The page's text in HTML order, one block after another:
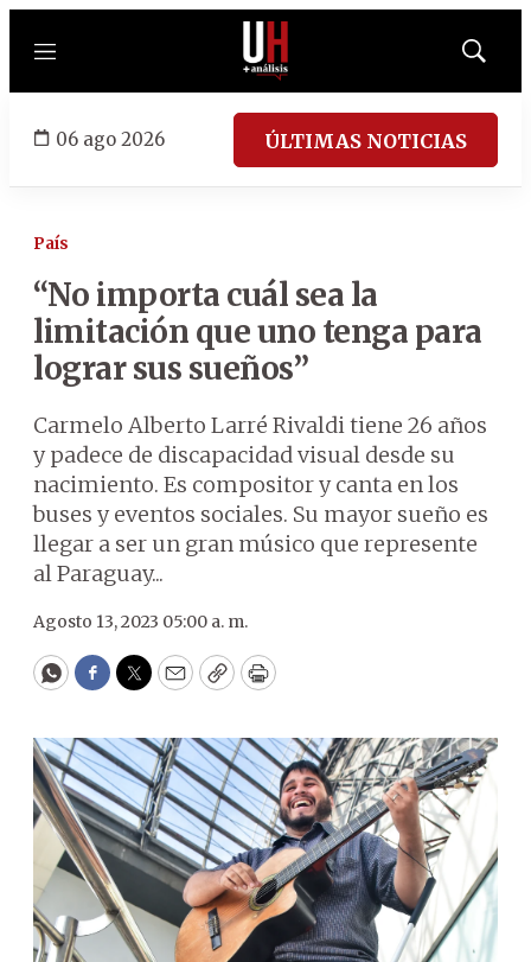
Menú
Mostrar
06 ago 2026 ÚLTIMAS NOTICIAS
País
“No importa cuál sea la
limitación que uno tenga para
lograr sus sueños”
Carmelo Alberto Larré Rivaldi tiene 26 años
y padece de discapacidad visual desde su
nacimiento. Es compositor y canta en los
buses y eventos sociales. Su mayor sueño es
llegar a ser un gran músico que represente
al Paraguay...
Agosto 13, 2023 05:00 a. m.
WhatsApp
Facebook
Twitter
EmailCopyPrint